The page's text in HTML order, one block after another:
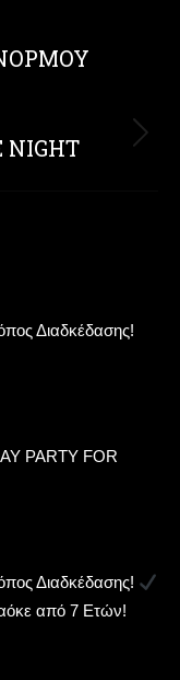
NIGHT
Διαδκέδασης!
PARTY FOR
Διαδκέδασης!
από 7 Ετών!